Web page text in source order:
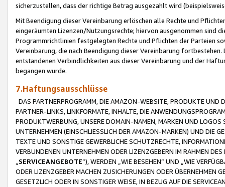
sicherzustellen, dass der richtige Betrag ausgezahlt wird
Mit Beendigung dieser Vereinbarung erlöschen alle Rechte und
eingeräumten Lizenzen/Nutzungsrechte; hiervon ausgenommen sind
Programmrichtlinien festgelegten Rechte und Pflichten der Parteien
Vereinbarung, die nach Beendigung dieser Vereinbarung
entstandenen Verbindlichkeiten aus dieser Vereinbarung und der
begangen wurde.
7.Haftungsausschlüsse
DAS PARTNERPROGRAMM, DIE AMAZON-WEBSITE, PRODUKTE UND
PARTNER-LINKS, LINKFORMATE, INHALTE, DIE
PRODUKTWERBUNG, UNSERE DOMAIN-NAMEN, MARKEN UND
UNTERNEHMEN (EINSCHLIESSLICH DER AMAZON-MARKEN) UND DIE
TEXTE UND SONSTIGE GEWERBLICHE SCHUTZRECHTE,
VERBUNDENEN UNTERNEHMEN ODER LIZENZGEBERN IM RAHMEN
SERVICEANGEBOTE“), WERDEN „WIE BESEHEN“ UND „WIE
ODER LIZENZGEBER MACHEN ZUSICHERUNGEN ODER ÜBERNEHMEN
GESETZLICH ODER IN SONSTIGER WEISE, IN BEZUG AUF DIE